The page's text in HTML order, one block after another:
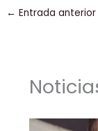
e
o
k
← Entrada anterior